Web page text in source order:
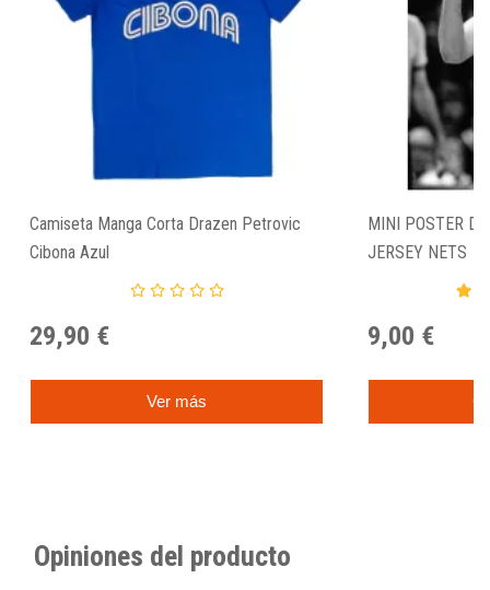
Camiseta Manga Corta Drazen Petrovic
Cibona Azul
29,90 €
Ver más
MINI POSTER
JERSEY NETS
9,00 €
Opiniones del producto